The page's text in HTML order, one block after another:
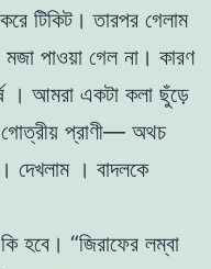
করে টিকিট ।তারপর গেলাম
মজা পাওয়া গেল না । কারণ
। আমরা একটা কলা ছুঁড়ে
গােত্রীয় প্রাণী— অথচ
দেখলাম । বাদলকে
কি হবে । “জিরাফের লম্বা